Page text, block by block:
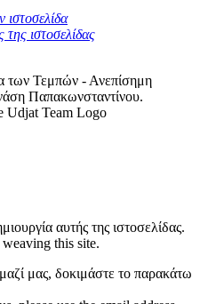
ιστοσελίδα
ιστοσελίδας
των Τεμπών - Ανεπίσημη
Παπακωνσταντίνου.
αυτής της ιστοσελίδας.
this site.
μας, δοκιμάστε το παρακάτω